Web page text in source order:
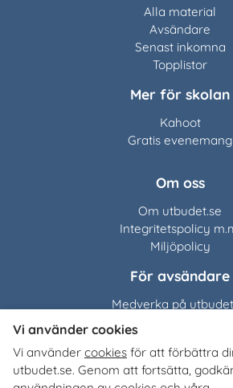
Alla material
Avsändare
Senast inkomna
Topplistor
Mer för skolan
Kahoot
Gratis evenemang
Om oss
Om utbudet.se
Integritetspolicy
Miljöpolicy
För avsändare
Medverka på
Utbudet.se
organisationers, myndigheters och
till Sveriges alla skolor, universitet och
Vi använder cookies
Vi använder cookies för att förbättra
utbudet.se. Genom att fortsätta,